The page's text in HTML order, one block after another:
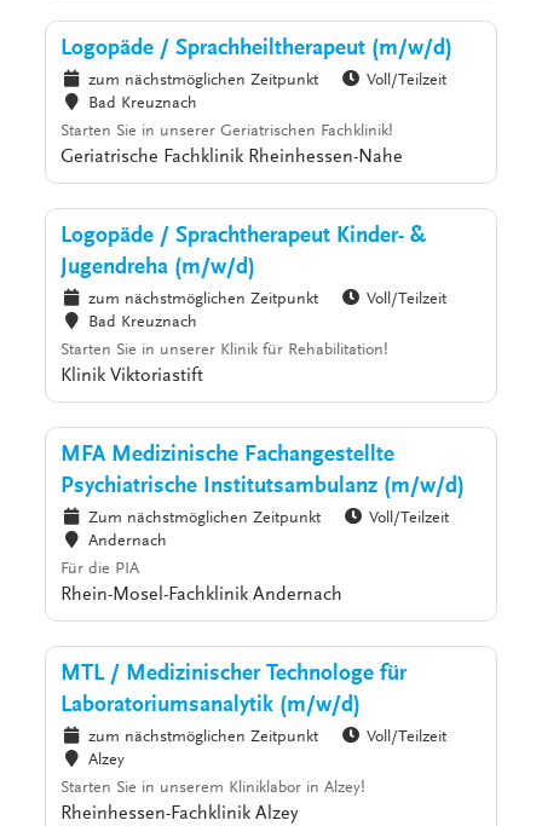
Logopäde / Sprachheiltherapeut (m/w/d)
zum nächstmöglichen Zeitpunkt
Voll/Teilzeit
Bad Kreuznach
Starten Sie in unserer Geriatrischen Fachklinik!
Geriatrische Fachklinik Rheinhessen-Nahe
Logopäde / Sprachtherapeut Kinder- &
Jugendreha (m/w/d)
zum nächstmöglichen Zeitpunkt
Voll/Teilzeit
Bad Kreuznach
Starten Sie in unserer Klinik für Rehabilitation!
Klinik Viktoriastift
MFA Medizinische Fachangestellte
Psychiatrische Institutsambulanz (m/w/d)
Zum nächstmöglichen Zeitpunkt
Voll/Teilzeit
Andernach
Für die PIA
Rhein-Mosel-Fachklinik Andernach
MTL / Medizinischer Technologe für
Laboratoriumsanalytik (m/w/d)
zum nächstmöglichen Zeitpunkt
Voll/Teilzeit
Alzey
Starten Sie in unserem Kliniklabor in Alzey!
Rheinhessen-Fachklinik Alzey